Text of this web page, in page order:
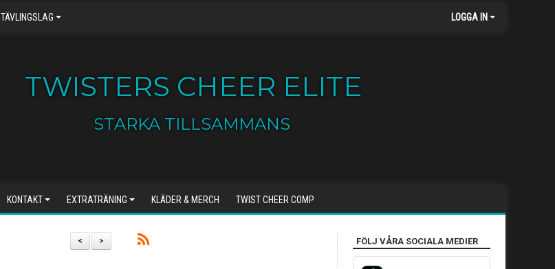
TÄVLINGSLAG LOGGA IN
TWISTERS CHEER ELITE
STARKA TILLSAMMANS
KONTAKT EXTRATRÄNING KLÄDER & MERCH TWIST CHEER COMP
>
< FÖLJ VÅRA SOCIALA MEDIER